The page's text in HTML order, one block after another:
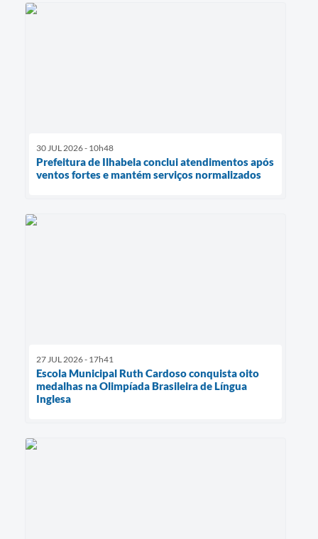
30 JUL 2026 - 10h48
Prefeitura de Ilhabela conclui atendimentos após
ventos fortes e mantém serviços normalizados
27 JUL 2026 - 17h41
Escola Municipal Ruth Cardoso conquista oito
medalhas na Olimpíada Brasileira de Língua
Inglesa